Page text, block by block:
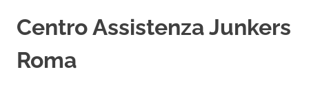
Centro Assistenza Junkers
Roma